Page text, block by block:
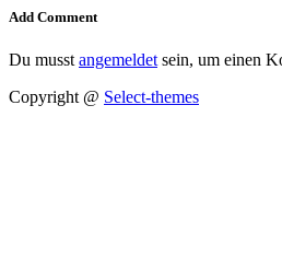
Add Comment
Du musst angemeldet sein, um einen
Copyright @ Select-themes